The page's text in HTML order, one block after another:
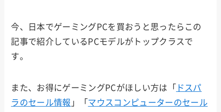
NEC
今、日本でゲーミングPCを買おうと思ったらこの
記事で紹介しているPCモデルがトップクラスで
す。
また、お得にゲーミングPCがほしい方は「 ドスパ
ラのセール情報 」「 マウスコンピューターのセール